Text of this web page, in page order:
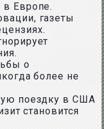
в Европе.
газеты
о
более не
поездку в США
становится